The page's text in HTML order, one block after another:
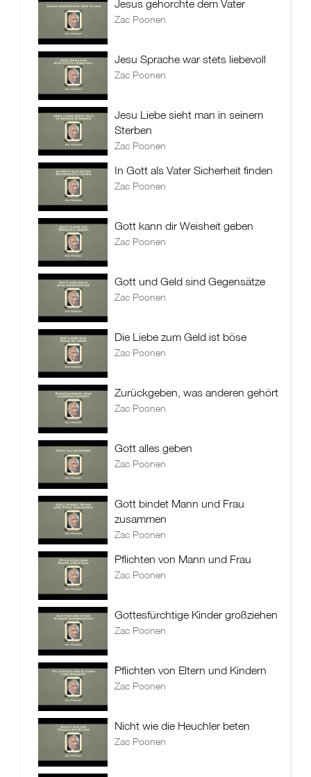
Jesus gehorchte dem Vater
Zac Poonen
Jesu Sprache war stets liebevoll
Zac Poonen
Jesu Liebe sieht man in seinem
Sterben
Zac Poonen
In Gott als Vater Sicherheit finden
Zac Poonen
Gott kann dir Weisheit geben
Zac Poonen
Gott und Geld sind Gegensätze
Zac Poonen
Die Liebe zum Geld ist böse
Zac Poonen
Zurückgeben, was anderen gehört
Zac Poonen
Gott alles geben
Zac Poonen
Gott bindet Mann und Frau
zusammen
Zac Poonen
Pflichten von Mann und Frau
Zac Poonen
Gottesfürchtige Kinder großziehen
Zac Poonen
Pflichten von Eltern und Kindern
Zac Poonen
Nicht wie die Heuchler beten
Zac Poonen